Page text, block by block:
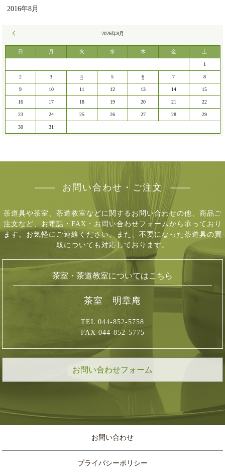
2016年8月
2026年8月
日 月 火 水 木 金 土
1
2 3 4 5 6 7 8
9 10 11 12 13 14 15
16 17 18 19 20 21 22
23 24 25 26 27 28 29
30 31
お問い合わせ・ご注文
茶道具や茶室、茶道教室などに関するお問い合わせの他、商品ご
注文など、 お電話・FAX・お問い合わせフォームから承っており
ます。お気軽にご連絡ください。 また、不要になった茶道具の買
取についても対応しております。
茶室・茶道教室についてはこちら
茶室 明章庵
TEL 044-852-5758
FAX 044-852-5775
お問い合わせフォーム
お問い合わせ
プライバシーポリシー